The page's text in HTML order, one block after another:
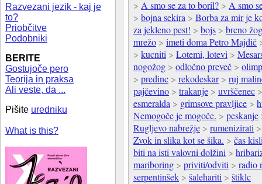
Razvezani jezik - kaj je
to?
Priobčitve
Podobniki
BERITE
Gostujoče pero
Teorija in praksa
Ali veste, da ...
Pišite uredniku
What is this?
> A smo se za to boril? > A smo
> bojna sekira > Borba za mir je
za jekleno pest! > bojs > brcno
mrežo > imeti doma Petro Majdič
> kucniti > Lotemi, lotevi >
nogožog > odločno preveč >
> predinc > rekodeskar> ruj
pajčevino > trakanje > uvrščenec
esmeralda > grimsove pravljice >
Nemogoče je mogoče. > peskanje
Rugljevo nabrežje > rumenizirati
Zvok in slika kot se šika. > čas
biti na isti valovni dolžini >
mariboring > priviti/odviti > radio
serpentinšek > šalehariti > štiklc